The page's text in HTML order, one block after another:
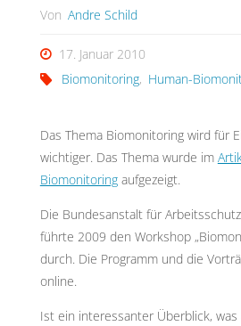
Von Andre Schild
17. Januar 2010
Biomonitoring, Human-
Das Thema Biomonitoring wird für
wichtiger. Das Thema wurde im
Biomonitoringaufgezeigt.
Die Bundesanstalt für
führte 2009 den Workshop
durch. Die Programm und die
online.
Ist ein interessanter Überblick,